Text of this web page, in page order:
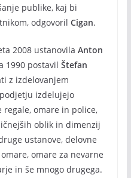
publike, kaj bi
odgovoril Cigan.
2008 ustanovila Anton
1990 postavil Štefan
z izdelovanjem
izdelujejo
regale, omare in police,
oblik in dimenzij
ustanove, delovne
omare za nevarne
in še mnogo drugega.